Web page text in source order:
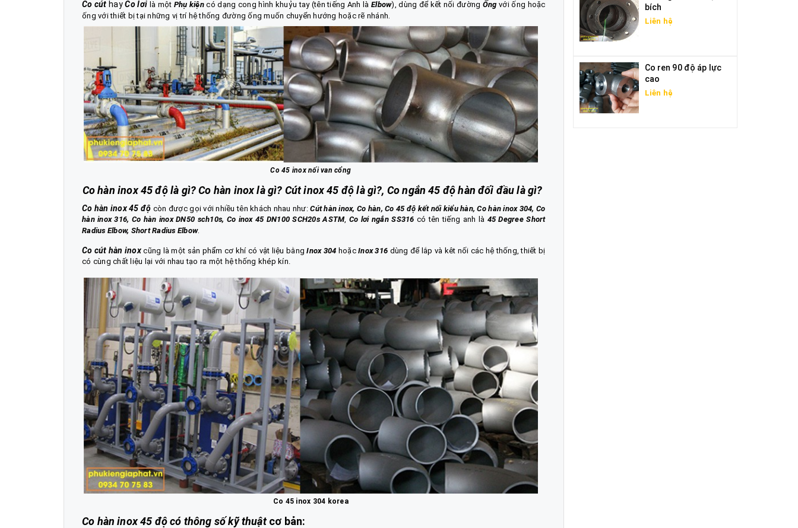
Co cút hayCo lơi là một Phụ kiện có dạng cong hình khuỷu tay (tên tiếng Anh làElbow), dùng để kết nối đường Ống với ống hoặc
ống với thiết bị tại những vị trí hệ thống đường ống muốn chuyển hướng hoặc rẽ nhánh.
Co 45 inox nối van cổng
Co hàn inox 45 độ là gì? Co hàn inox là gì? Cút inox 45 độ là gì?, Co ngắn 45 độ hàn đối đầu là gì?
Co hàn inox 45 độ còn được gọi với nhiều tên khách nhau như:Cút hàn inox, Co hàn,Co 45 độ kết nối kiểu hàn, Co hàn inox 304, Co
hàn inox 316, Co hàn inox DN50 sch10s, Co inox 45 DN100 SCH20s ASTM, Co lơi ngắn SS316 có tên tiếng anh là 45 Degree Short
Radius Elbow, Short Radius Elbow.
Co cút hàn inox cũng là một sản phẩm cơ khí có vật liệu bằngInox 304 hoặcInox 316 dùng để lắp và kêt nối các hệ thống, thiết bị
có cùng chất liệu lại với nhau tạo ra một hệ thống khép kín.
Co 45 inox 304 korea
Co hàn inox 45 độ có thông số kỹ thuậtcơ bản:
bích
Liên hệ
Co ren 90 độ áp lực
cao
Liên hệ